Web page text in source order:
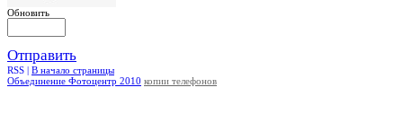
Обновить
Отправить
RSS | В начало страницы
Объединение Фотоцентр 2010 копии телефонов